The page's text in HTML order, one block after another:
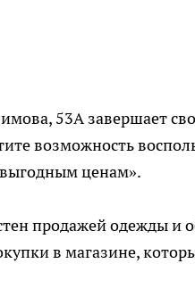
53А завершает
возможность
ценам».
продажей одежды и
в магазине,